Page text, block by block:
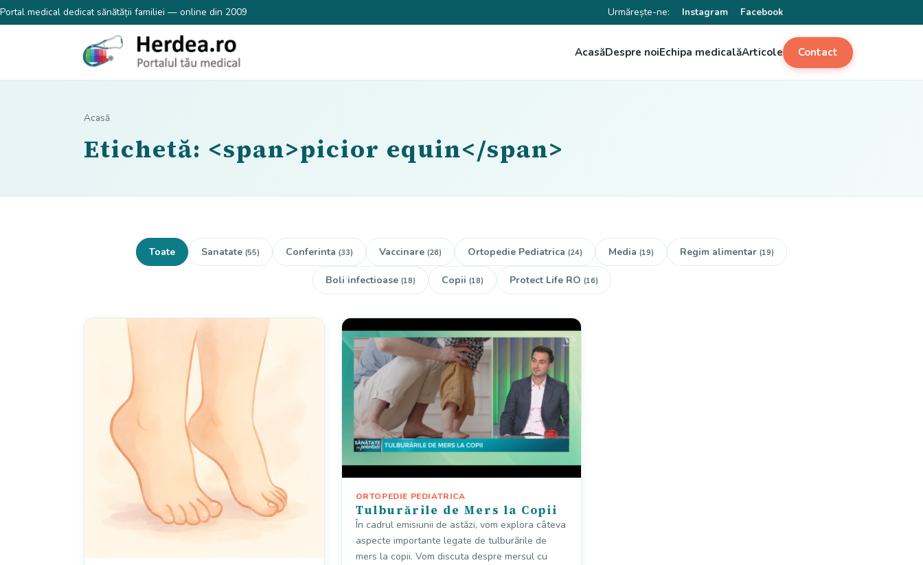
Portal medical dedicat sănătății familiei — online din 2009 Urmărește-ne: Instagram Facebook
AcasăDespre noiEchipa medicalăArticole Contact
Acasă
Etichetă: <span>picior equin</span>
Toate Sanatate (55) Conferinta (33) Vaccinare (26) Ortopedie Pediatrica (24) Media (19) Regim alimentar (19)
Boli infectioase (18) Copii (18) Protect Life RO (16)
ORTOPEDIE PEDIATRICA
Tulburările de Mers la Copii
În cadrul emisiunii de astăzi, vom explora câteva
aspecte importante legate de tulburările de
mers la copii. Vom discuta despre mersul cu